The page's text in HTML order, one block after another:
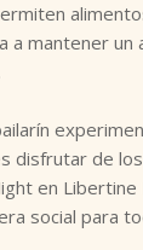
a mantener un
disfrutar de
en
social para